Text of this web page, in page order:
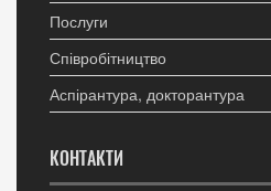
Послуги
Співробітництво
Аспірантура, докторантура
КОНТАКТИ